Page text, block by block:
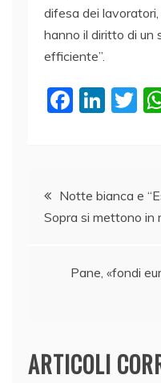
difesa dei
hanno il diritto di un
efficiente”.
F
b
o
k
Li
dI
n
T
Navigazione
articoli
Notte bianca e
Sopra si mettono in
Pane, «fondi
ARTICOLI